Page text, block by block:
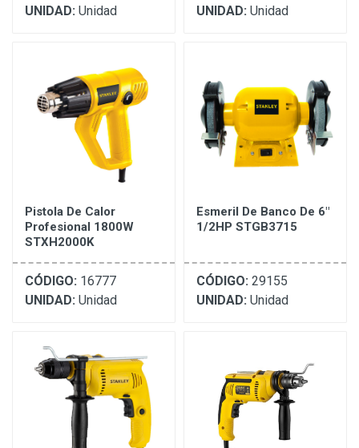
UNIDAD: Unidad
UNIDAD: Unidad
Pistola De Calor
Profesional 1800W
STXH2000K
CÓDIGO: 16777
UNIDAD: Unidad
Esmeril De Banco De 6"
1/2HP STGB3715
CÓDIGO: 29155
UNIDAD: Unidad